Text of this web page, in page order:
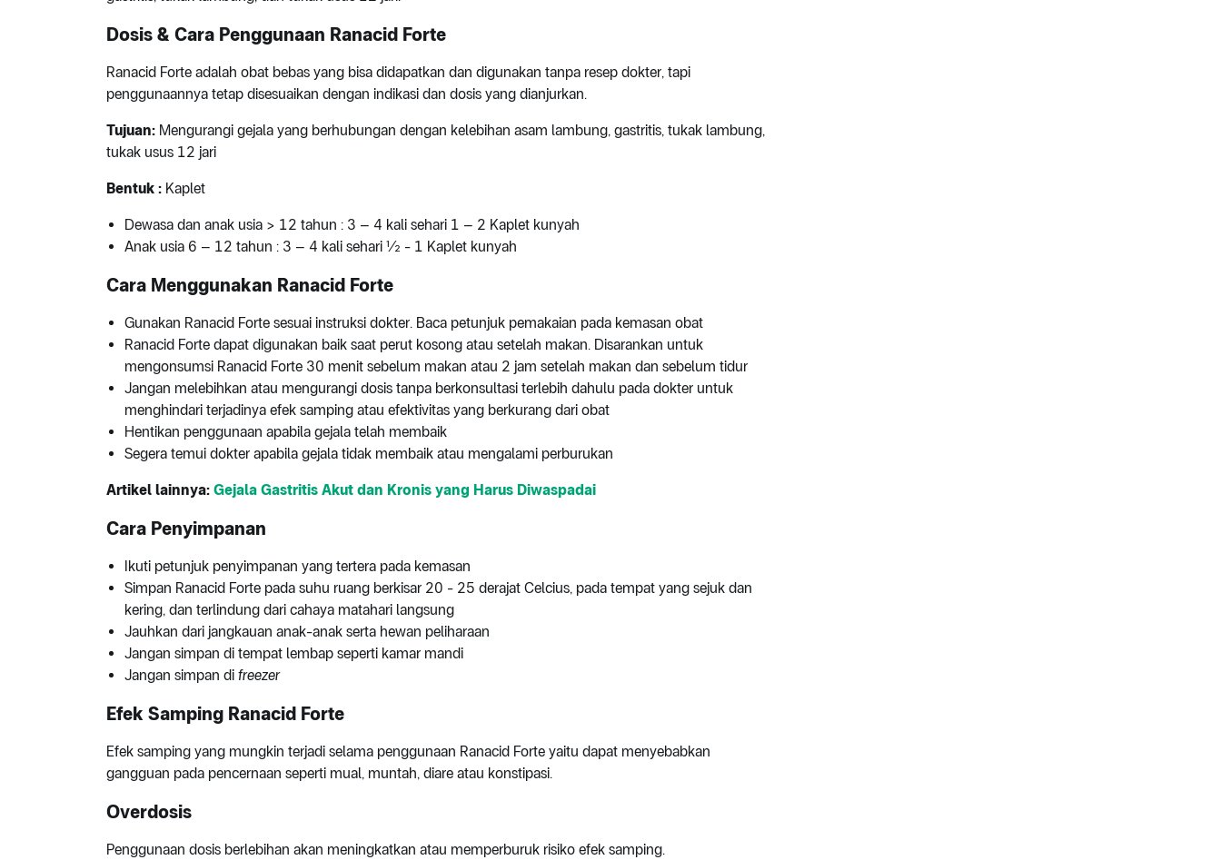
Dosis & Cara Penggunaan Ranacid Forte
Ranacid Forte adalah obat bebas yang bisa didapatkan dan digunakan tanpa resep dokter, tapi
penggunaannya tetap disesuaikan dengan indikasi dan dosis yang dianjurkan.
Tujuan: Mengurangi gejala yang berhubungan dengan kelebihan asam lambung, gastritis, tukak lambung,
tukak usus 12 jari
Bentuk : Kaplet
Dewasa dan anak usia > 12 tahun : 3 – 4 kali sehari 1 – 2 Kaplet kunyah
Anak usia 6 – 12 tahun : 3 – 4 kali sehari ½ - 1 Kaplet kunyah
Cara Menggunakan Ranacid Forte
Gunakan Ranacid Forte sesuai instruksi dokter. Baca petunjuk pemakaian pada kemasan obat
Ranacid Forte dapat digunakan baik saat perut kosong atau setelah makan. Disarankan untuk
mengonsumsi Ranacid Forte 30 menit sebelum makan atau 2 jam setelah makan dan sebelum tidur
Jangan melebihkan atau mengurangi dosis tanpa berkonsultasi terlebih dahulu pada dokter untuk
menghindari terjadinya efek samping atau efektivitas yang berkurang dari obat
Hentikan penggunaan apabila gejala telah membaik
Segera temui dokter apabila gejala tidak membaik atau mengalami perburukan
Artikel lainnya: Gejala Gastritis Akut dan Kronis yang Harus Diwaspadai
Cara Penyimpanan
Ikuti petunjuk penyimpanan yang tertera pada kemasan
Simpan Ranacid Forte pada suhu ruang berkisar 20 - 25 derajat Celcius, pada tempat yang sejuk dan
kering, dan terlindung dari cahaya matahari langsung
Jauhkan dari jangkauan anak-anak serta hewan peliharaan
Jangan simpan di tempat lembap seperti kamar mandi
Jangan simpan di freezer
Efek Samping Ranacid Forte
Efek samping yang mungkin terjadi selama penggunaan Ranacid Forte yaitu dapat menyebabkan
gangguan pada pencernaan seperti mual, muntah, diare atau konstipasi.
Overdosis
Penggunaan dosis berlebihan akan meningkatkan atau memperburuk risiko efek samping.